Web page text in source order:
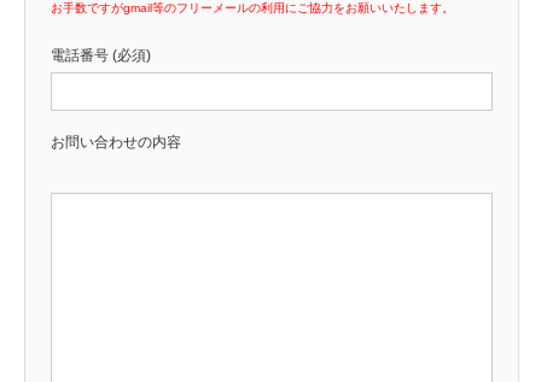
お手数ですがgmail等のフリーメールの利用にご協力をお願いいたします。
電話番号 (必須)
お問い合わせの内容